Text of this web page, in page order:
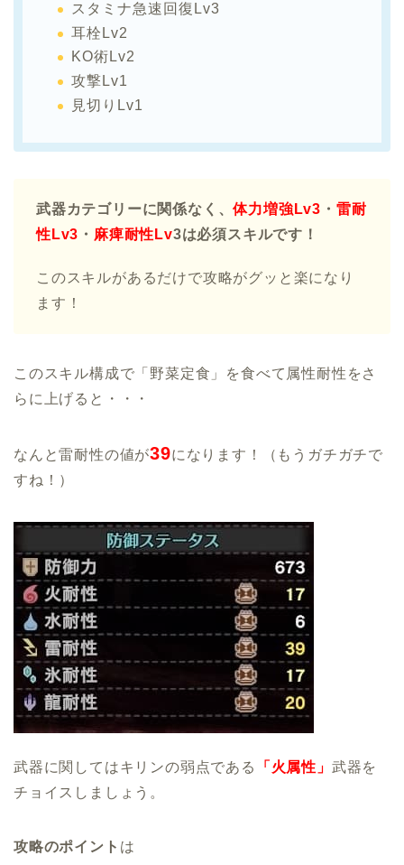
スタミナ急速回復Lv3
耳栓Lv2
KO術Lv2
攻撃Lv1
見切りLv1
武器カテゴリーに関係なく、体力増強Lv3 ・ 雷耐
性Lv3 ・ 麻痺耐性Lv3は必須スキルです！
このスキルがあるだけで攻略がグッと楽になり
ます！
このスキル構成で「野菜定食」を食べて属性耐性をさ
らに上げると・・・
なんと雷耐性の値が39になります！（もうガチガチで
すね！）
武器に関してはキリンの弱点である 「火属性」 武器を
チョイスしましょう。
攻略のポイント は